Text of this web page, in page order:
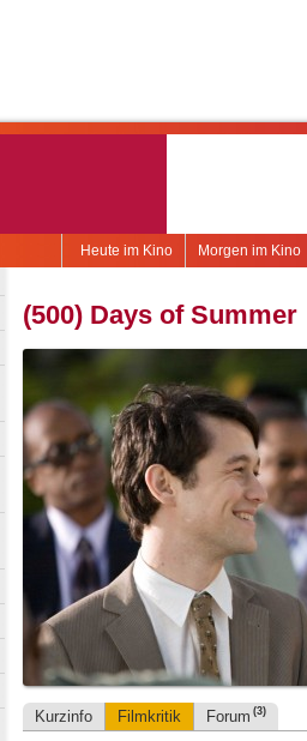
Morgen im Kino
Heute im Kino
(500) Days of Summer
Kurzinfo Filmkritik Forum (3)